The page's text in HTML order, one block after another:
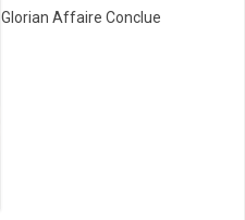
Glorian Affaire Conclue